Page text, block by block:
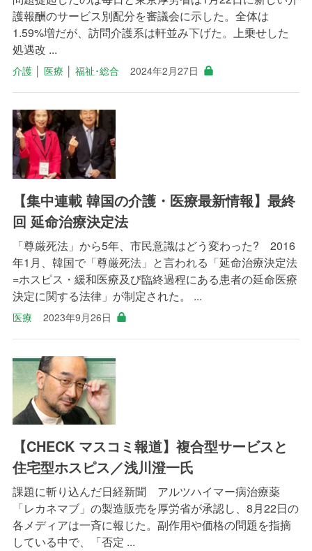
護報酬のサービス別配分を審議会に示した。全体は
1.59%増だが、訪問介護系は軒並み下げた。上乗せした
処遇改 ...
介護│ 医療 │ 福祉･総合 2024年2月27日
【集中連載 韓国の介護・医療最新情報】最終
回 延命治療決定法
「尊厳死法」から5年、市民意識はどう変わった? 2016
年1月、韓国で「尊厳死法」と言われる「延命治療決定法
=ホスピス・緩和医療及び臨終過程にある患者の延命医療
決定に関する法律」が制定された。 ...
医療 2023年9月26日
【CHECK マスコミ報道】複合型サービスと
住宅型ホスピス／浅川澄一氏
課題に斬り込んだ日経新聞 アルツハイマー病治療薬
「レカネマブ」の製造販売を厚労省が承認し、8月22日の
各メディアは一斉に報じた。副作用や価格の問題を指摘
している中で、「否定 ...